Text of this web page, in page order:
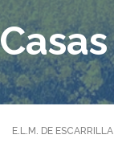
E.L.M. DE ESCARRILLA